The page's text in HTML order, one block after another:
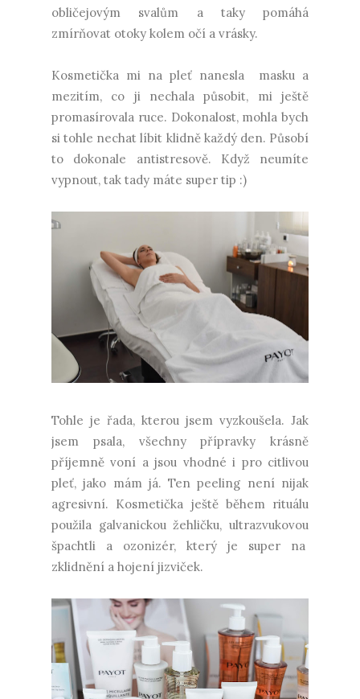
obličejovým svalům a taky pomáhá
zmírňovat otoky kolem očí a vrásky.
Kosmetička mi na pleť nanesla masku a
mezitím, co ji nechala působit, mi ještě
promasírovala ruce. Dokonalost, mohla bych
si tohle nechat líbit klidně každý den. Působí
to dokonale antistresově. Když neumíte
vypnout, tak tady máte super tip :)
Tohle je řada, kterou jsem vyzkoušela. Jak
jsem psala, všechny přípravky krásně
příjemně voní a jsou vhodné i pro citlivou
pleť, jako mám já. Ten peeling není nijak
agresivní. Kosmetička ještě během rituálu
použila galvanickou žehličku, ultrazvukovou
špachtli a ozonizér, který je super na
zklidnění a hojení jizviček.